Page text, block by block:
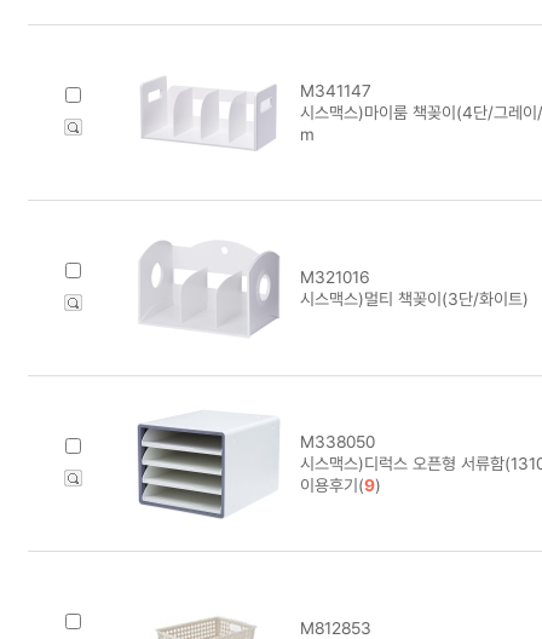
M341147
시스맥스)마이룸 책꽂이(4단/그
m
M321016
시스맥스)멀티 책꽂이(3단/화이트)
M338050
시스맥스)디럭스 오픈형 서류함
이용후기(9)
M812853